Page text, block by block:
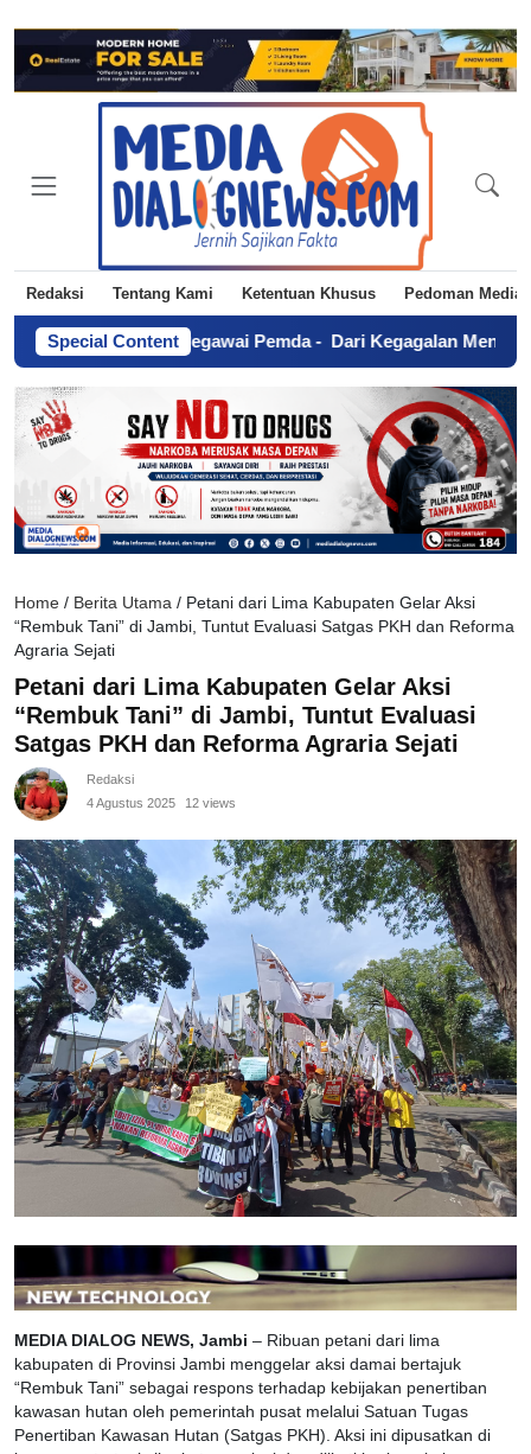
Redaksi Tentang Kami Ketentuan Khusus Pedoman Media
Special Content
Gaji Pegawai Pemda- Dari Kegagalan Menuju Sapta
Home / Berita Utama / Petani dari Lima Kabupaten Gelar Aksi
“Rembuk Tani” di Jambi, Tuntut Evaluasi Satgas PKH dan Reforma
Agraria Sejati
Petani dari Lima Kabupaten Gelar Aksi
“Rembuk Tani” di Jambi, Tuntut Evaluasi
Satgas PKH dan Reforma Agraria Sejati
Redaksi
4 Agustus 2025
12 views
MEDIA DIALOG NEWS, Jambi – Ribuan petani dari lima
kabupaten di Provinsi Jambi menggelar aksi damai bertajuk
“Rembuk Tani” sebagai respons terhadap kebijakan penertiban
kawasan hutan oleh pemerintah pusat melalui Satuan Tugas
Penertiban Kawasan Hutan (Satgas PKH). Aksi ini dipusatkan di